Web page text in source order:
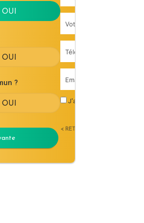
?
J'accepte les
< RETOUR